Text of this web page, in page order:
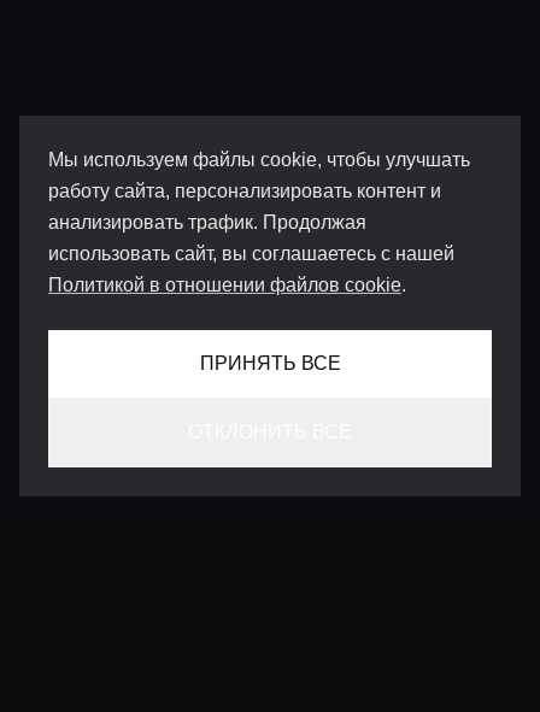
Мы используем файлы cookie, чтобы улучшать
работу сайта, персонализировать контент и
анализировать трафик. Продолжая
использовать сайт, вы соглашаетесь с нашей
Политикой в отношении файлов cookie.
ПРИНЯТЬ ВСЕ